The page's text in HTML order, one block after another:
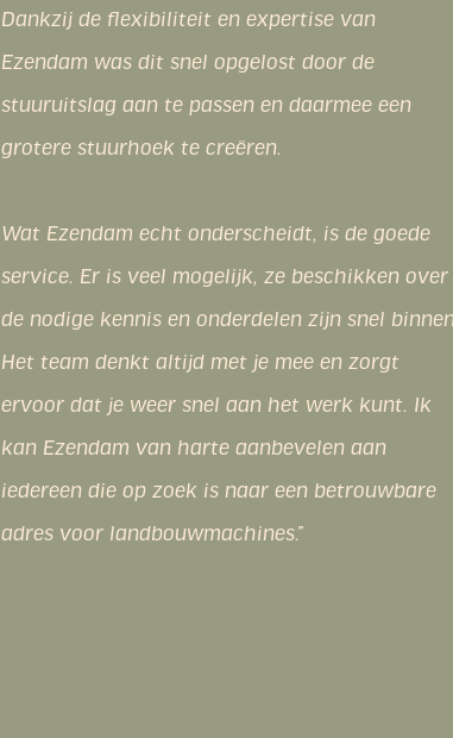
worden snel en naar behoren opgelost en ze zijn
creatief in het vinden van oplossingen. Waar
mogelijk komen ze ook bij ons op locatie. Ze
begrijpen dat wij zo min mogelijk willen
Ik kan Ezendam aanbevelen aan iedereen die op
zoek is naar een mechanisatiebedrijf waar
persoonlijke aandacht en een uitstekende
service echt wordt waargemaakt.”